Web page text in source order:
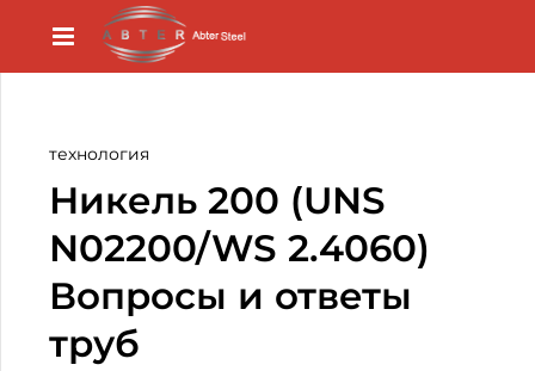
технология
Никель 200 (UNS
N02200/WS 2.4060)
Вопросы и ответы
труб